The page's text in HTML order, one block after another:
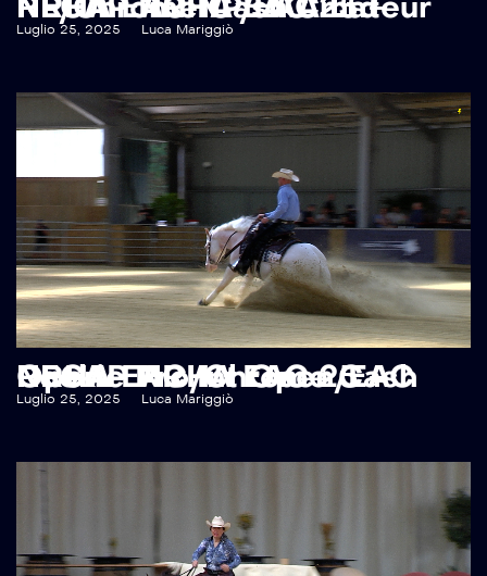
Luglio 25, 2025 Luca Mariggiò
RECAP NRHA EAC 25 – NRHA EAC Int Open/EAC Rookie Pro/Chrome Cash Open
Luglio 25, 2025 Luca Mariggiò